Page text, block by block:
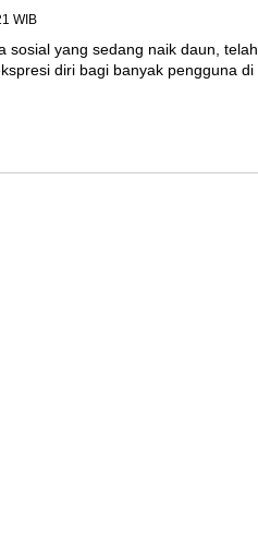
WIB
sosial yang sedang naik daun, telah
diri bagi banyak pengguna di